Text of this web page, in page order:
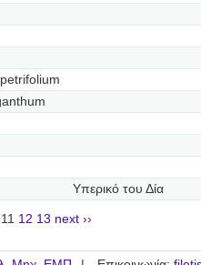
Υπερικό του Δία
11 12 13 next ››